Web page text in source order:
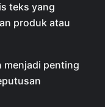
teks yang
produk atau
menjadi penting